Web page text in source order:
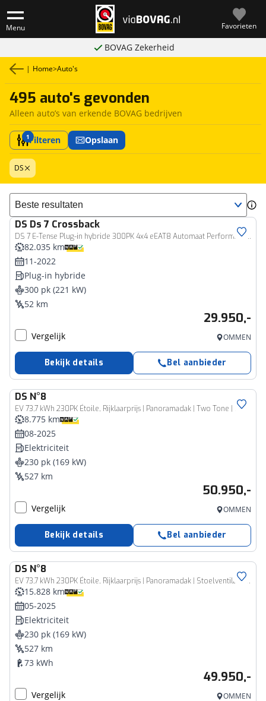
Menu Favorieten
BOVAG Zekerheid
| Home>Auto's
495 auto's gevonden
Alleen auto’s van erkende BOVAG bedrijven
1Filteren Opslaan
DS
Sorteer resultaten
DS Ds 7 Crossback
DS 7 E-Tense Plug-in hybride 300PK 4x4 eEAT8 Automaat Performance Line, Rijklaarprijs | Panoramadak | Camera | Navigatie
82.035 km
11-2022
Plug-in hybride
300 pk (221 kW)
52 km
29.950,-
Vergelijk OMMEN
Bekijk details Bel aanbieder
DS N°8
EV 73,7 kWh 230PK Étoile, Rijklaarprijs | Panoramadak | Two Tone | Stoelventilatie | Alcantara | Focal Audio
8.775 km
08-2025
Elektriciteit
230 pk (169 kW)
527 km
50.950,-
Vergelijk OMMEN
Bekijk details Bel aanbieder
DS N°8
EV 73,7 kWh 230PK Étoile, Rijklaarprijs | Panoramadak | Stoelventilatie | Alcantara | Focal Audio
15.828 km
05-2025
Elektriciteit
230 pk (169 kW)
527 km
73 kWh
49.950,-
Vergelijk OMMEN